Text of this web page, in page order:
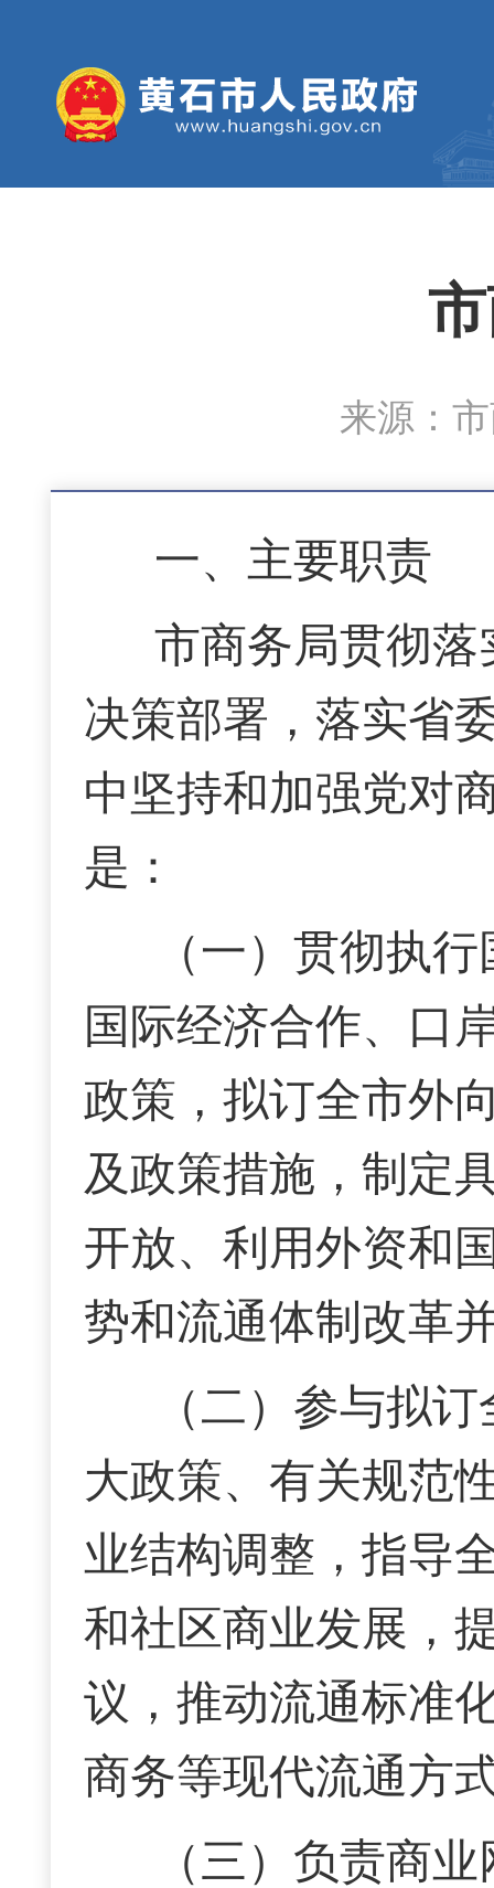
来源：
一、 主要职责
市商务局贯彻
决策部署，落实省
中坚持和加强党对
是：
（一）贯彻执
国际经济合作、口
政策，拟订全市外
及政策措施，制定
开放、利用外资和
势和流通体制改革
（二）参与拟
大政策、有关规范
业结构调整，指导
和社区商业发展，
议，推动流通标准
商务等现代流通方
（三）负责商